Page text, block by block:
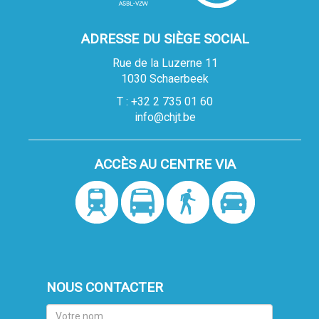
ADRESSE DU SIÈGE SOCIAL
Rue de la Luzerne 11
1030 Schaerbeek
T : +32 2 735 01 60
info@chjt.be
ACCÈS AU CENTRE VIA
NOUS CONTACTER
Votre